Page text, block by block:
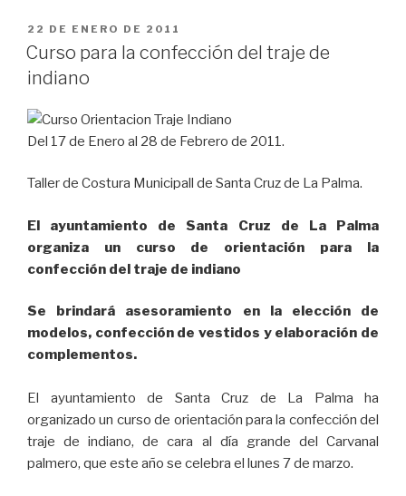
PUBLICADO
EL
22 DE ENERO DE 2011
Curso para la confección del traje de
indiano
Del 17 de Enero al 28 de Febrero de 2011.
Taller de Costura Municipall de Santa Cruz de La Palma.
El ayuntamiento de Santa Cruz de La Palma
organiza un curso de orientación para la
confección del traje de indiano
Se brindará asesoramiento en la elección de
modelos, confección de vestidos y elaboración de
complementos.
El ayuntamiento de Santa Cruz de La Palma ha
organizado un curso de orientación para la confección del
traje de indiano, de cara al día grande del Carvanal
palmero, que este año se celebra el lunes 7 de marzo.